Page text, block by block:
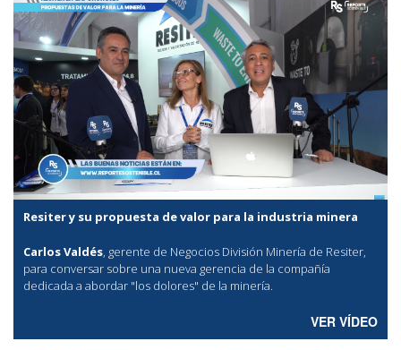
Resiter y su propuesta de valor para la industria minera
Carlos Valdés, gerente de Negocios División Minería de Resiter,
para conversar sobre una nueva gerencia de la compañía
dedicada a abordar "los dolores" de la minería.
VER VÍDEO